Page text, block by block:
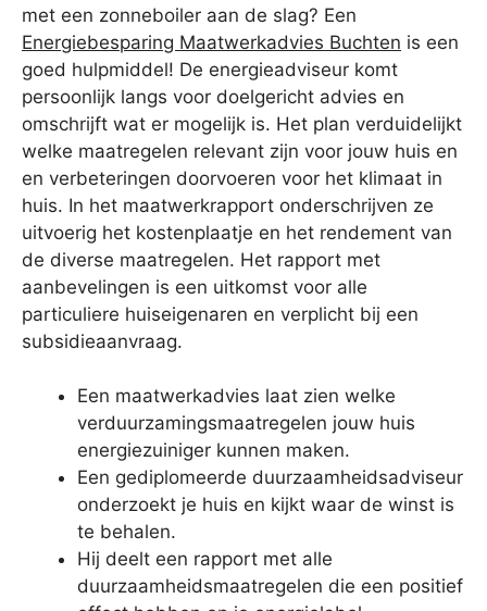
met een zonneboiler aan de slag? Een
Energiebesparing Maatwerkadvies Buchten is een
goed hulpmiddel! De energieadviseur komt
persoonlijk langs voor doelgericht advies en
omschrijft wat er mogelijk is. Het plan verduidelijkt
welke maatregelen relevant zijn voor jouw huis en
en verbeteringen doorvoeren voor het klimaat in
huis. In het maatwerkrapport onderschrijven ze
uitvoerig het kostenplaatje en het rendement van
de diverse maatregelen. Het rapport met
aanbevelingen is een uitkomst voor alle
particuliere huiseigenaren en verplicht bij een
subsidieaanvraag.
Een maatwerkadvies laat zien welke
verduurzamingsmaatregelen jouw huis
energiezuiniger kunnen maken.
Een gediplomeerde duurzaamheidsadviseur
onderzoekt je huis en kijkt waar de winst is
te behalen.
Hij deelt een rapport met alle
duurzaamheidsmaatregelen die een positief